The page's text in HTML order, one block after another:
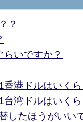
？
いですか？
港ドルはいく
湾ドルはいく
したほうがいい